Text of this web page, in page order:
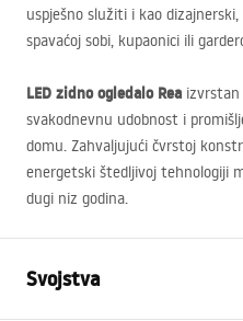
uspješno služiti i kao
spavaćoj sobi, kupaonici ili
LED zidno ogledalo Rea izvrstan
svakodnevnu udobnost i
domu. Zahvaljujući čvrstoj
energetski štedljivoj tehnologiji
dugi niz godina.
Svojstva